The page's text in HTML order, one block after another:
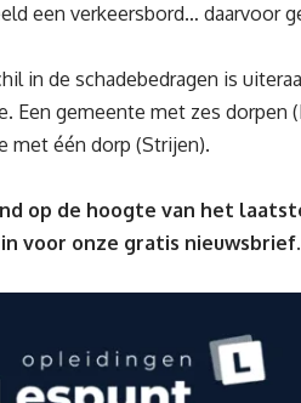
een verkeersbord… daarvoor
in de schadebedragen is
Een gemeente met zes dorpen
met één dorp (Strijen).
op de hoogte van het
in voor onze gratis nieuwsbrief.